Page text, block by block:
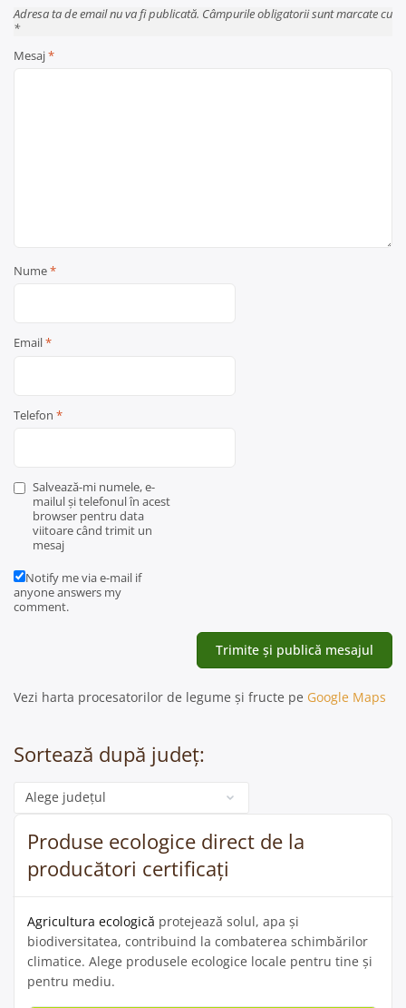
Adresa ta de email nu va fi publicată. Câmpurile obligatorii sunt marcate cu
*
Mesaj*
Nume*
Email*
Telefon *
Salvează-mi numele, e-
mailul și telefonul în acest
browser pentru data
viitoare când trimit un
mesaj
Notify me via e-mail if
anyone answers my
comment.
Vezi harta procesatorilor de legume și fructe pe Google Maps
Sortează după județ:
Categorie
Produse ecologice direct de la
producători certificați
Agricultura ecologică protejează solul, apa și
biodiversitatea, contribuind la combaterea schimbărilor
climatice. Alege produsele ecologice locale pentru tine și
pentru mediu.